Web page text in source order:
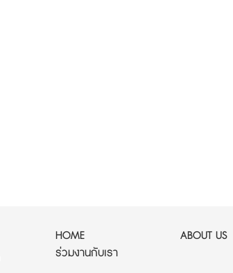
HOME ABOUT US
ร่วมงานกับเรา